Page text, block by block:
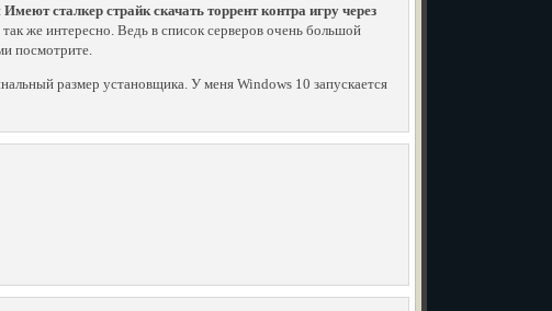
Имеют сталкер страйк скачать торрент контра игру через
же интересно. Ведь в список серверов очень большой
посмотрите.
размер установщика. У меня Windows 10 запускается